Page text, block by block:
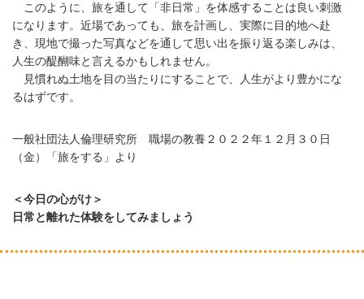
このように、旅を通して「非日常」を体感することは良い刺激
になります。近場であっても、旅を計画し、実際に目的地へ赴
き、現地で撮った写真などを通して思い出を振り返る楽しみは、
人生の醍醐味と言えるかもしれません。
見慣れぬ土地を目の当たりにすることで、人生がより豊かにな
るはずです。
一般社団法人倫理研究所 職場の教養２０２２年１２月３０日
（金）「旅をする」より
＜今日の心がけ＞
日常と離れた体験をしてみましょう